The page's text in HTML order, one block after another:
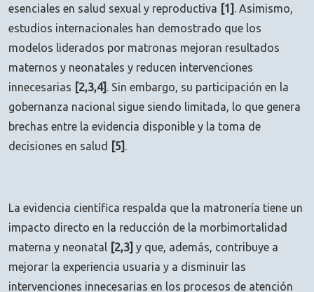
esenciales en salud sexual y reproductiva [1] . Asimismo,
estudios internacionales han demostrado que los
modelos liderados por matronas mejoran resultados
maternos y neonatales y reducen intervenciones
innecesarias [2,3,4] . Sin embargo, su participación en la
gobernanza nacional sigue siendo limitada, lo que genera
brechas entre la evidencia disponible y la toma de
decisiones en salud
[5] .
La evidencia científica respalda que la matronería tiene un
impacto directo en la reducción de la morbimortalidad
materna y neonatal [2,3] y que, además, contribuye a
mejorar la experiencia usuaria y a disminuir las
intervenciones innecesarias en los procesos de atención